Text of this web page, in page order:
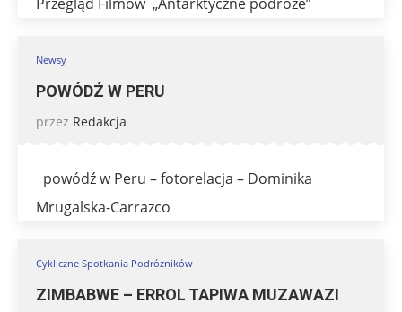
Newsy
POWÓDŹ W PERU
przez Redakcja
powódź w Peru – fotorelacja – Dominika
Mrugalska-Carrazco
Cykliczne Spotkania Podróżników
ZIMBABWE – ERROL TAPIWA MUZAWAZI